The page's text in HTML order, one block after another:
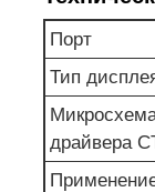
Порт
Тип
драйвера